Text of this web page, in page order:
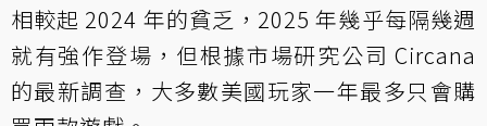
相較起 2024 年的貧乏，2025 年幾乎每隔幾週
就有強作登場，但根據市場研究公司 Circana
的最新調查，大多數美國玩家一年最多只會購